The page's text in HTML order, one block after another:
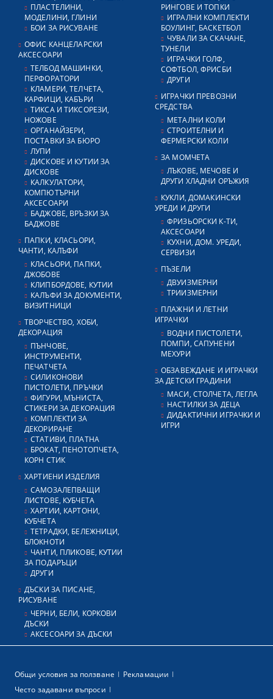
ПЛАСТЕЛИНИ,
МОДЕЛИНИ, ГЛИНИ
БОИ ЗА РИСУВАНЕ
ОФИС КАНЦЕЛАРСКИ
АКСЕСОАРИ
ТЕЛБОД МАШИНКИ,
ПЕРФОРАТОРИ
КЛАМЕРИ, ТЕЛЧЕТА,
КАРФИЦИ, КАБЪРИ
ТИКСА И ТИКСОРЕЗИ,
НОЖОВЕ
ОРГАНАЙЗЕРИ,
ПОСТАВКИ ЗА БЮРО
ЛУПИ
ДИСКОВЕ И КУТИИ ЗА
ДИСКОВЕ
КАЛКУЛАТОРИ,
КОМПЮТЪРНИ
АКСЕСОАРИ
БАДЖОВЕ, ВРЪЗКИ ЗА
БАДЖОВЕ
ПАПКИ, КЛАСЬОРИ,
ЧАНТИ, КАЛЪФИ
КЛАСЬОРИ, ПАПКИ,
ДЖОБОВЕ
КЛИПБОРДОВЕ, КУТИИ
КАЛЪФИ ЗА ДОКУМЕНТИ,
ВИЗИТНИЦИ
ТВОРЧЕСТВО, ХОБИ,
ДЕКОРАЦИЯ
ПЪНЧОВЕ,
ИНСТРУМЕНТИ,
ПЕЧАТЧЕТА
СИЛИКОНОВИ
ПИСТОЛЕТИ, ПРЪЧКИ
ФИГУРИ, МЪНИСТА,
СТИКЕРИ ЗА ДЕКОРАЦИЯ
КОМПЛЕКТИ ЗА
ДЕКОРИРАНЕ
СТАТИВИ, ПЛАТНА
БРОКАТ, ПЕНОТОПЧЕТА,
КОРН СТИК
ХАРТИЕНИ ИЗДЕЛИЯ
САМОЗАЛЕПВАЩИ
ЛИСТОВЕ, КУБЧЕТА
ХАРТИИ, КАРТОНИ,
КУБЧЕТА
ТЕТРАДКИ, БЕЛЕЖНИЦИ,
БЛОКНОТИ
ЧАНТИ, ПЛИКОВЕ, КУТИИ
ЗА ПОДАРЪЦИ
ДРУГИ
ДЪСКИ ЗА ПИСАНЕ,
РИСУВАНЕ
ЧЕРНИ, БЕЛИ, КОРКОВИ
ДЪСКИ
АКСЕСОАРИ ЗА ДЪСКИ
РИНГОВЕ И ТОПКИ
ИГРАЛНИ КОМПЛЕКТИ
БОУЛИНГ, БАСКЕТБОЛ
ЧУВАЛИ ЗА СКАЧАНЕ,
ТУНЕЛИ
ИГРАЧКИ ГОЛФ,
СОФТБОЛ, ФРИСБИ
ДРУГИ
ИГРАЧКИ ПРЕВОЗНИ
СРЕДСТВА
МЕТАЛНИ КОЛИ
СТРОИТЕЛНИ И
ФЕРМЕРСКИ КОЛИ
ЗА МОМЧЕТА
ЛЪКОВЕ, МЕЧОВЕ И
ДРУГИ ХЛАДНИ ОРЪЖИЯ
КУКЛИ, ДОМАКИНСКИ
УРЕДИ И ДРУГИ
ФРИЗЬОРСКИ К-ТИ,
АКСЕСОАРИ
КУХНИ, ДОМ. УРЕДИ,
СЕРВИЗИ
ПЪЗЕЛИ
ДВУИЗМЕРНИ
ТРИИЗМЕРНИ
ПЛАЖНИ И ЛЕТНИ
ИГРАЧКИ
ВОДНИ ПИСТОЛЕТИ,
ПОМПИ, САПУНЕНИ
МЕХУРИ
ОБЗАВЕЖДАНЕ И ИГРАЧКИ
ЗА ДЕТСКИ ГРАДИНИ
МАСИ, СТОЛЧЕТА, ЛЕГЛА
НАСТИЛКИ ЗА ДЕЦА
ДИДАКТИЧНИ ИГРАЧКИ И
ИГРИ
Общи условия за ползване
Рекламации
Често задавани въпроси